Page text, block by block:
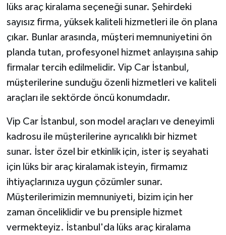
lüks araç kiralama seçeneği sunar. Şehirdeki
sayısız firma, yüksek kaliteli hizmetleri ile ön plana
çıkar. Bunlar arasında, müşteri memnuniyetini ön
planda tutan, profesyonel hizmet anlayışına sahip
firmalar tercih edilmelidir. Vip Car İstanbul,
müşterilerine sunduğu özenli hizmetleri ve kaliteli
araçları ile sektörde öncü konumdadır.
Vip Car İstanbul, son model araçları ve deneyimli
kadrosu ile müşterilerine ayrıcalıklı bir hizmet
sunar. İster özel bir etkinlik için, ister iş seyahati
için lüks bir araç kiralamak isteyin, firmamız
ihtiyaçlarınıza uygun çözümler sunar.
Müşterilerimizin memnuniyeti, bizim için her
zaman önceliklidir ve bu prensiple hizmet
vermekteyiz. İstanbul'da lüks araç kiralama